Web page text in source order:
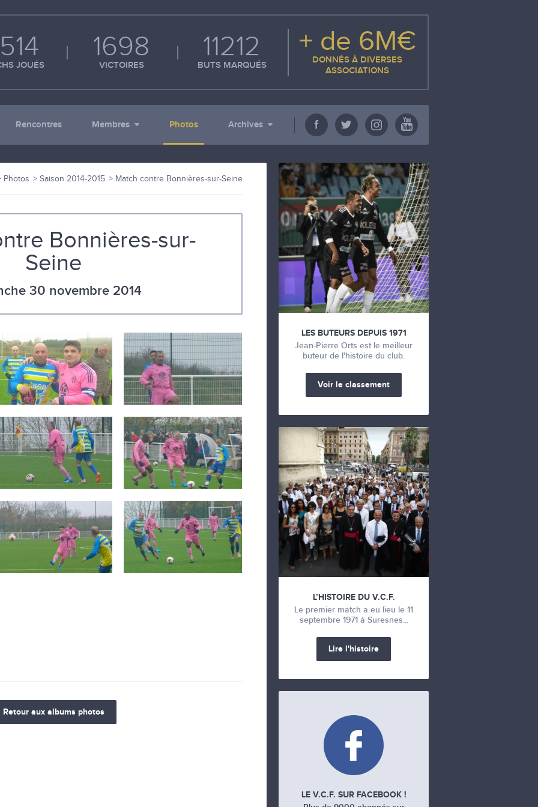
JOUÉS
1698
VICTOIRES
11212
BUTS MARQUÉS
+ de 6M€
DONNÉS À DIVERSES
ASSOCIATIONS
Rencontres Membres Photos Archives
Photos Saison 2014-2015 Match contre Bonnières-sur-Seine
Bonnières-sur-
Seine
30 novembre 2014
Retour aux albums photos
LES BUTEURS DEPUIS 1971
Jean-Pierre Orts est le meilleur
buteur de l'histoire du club.
Voir le classement
L’HISTOIRE DU V.C.F.
Le premier match a eu lieu le 11
septembre 1971 à Suresnes...
Lire l'histoire
LE V.C.F. SUR FACEBOOK !